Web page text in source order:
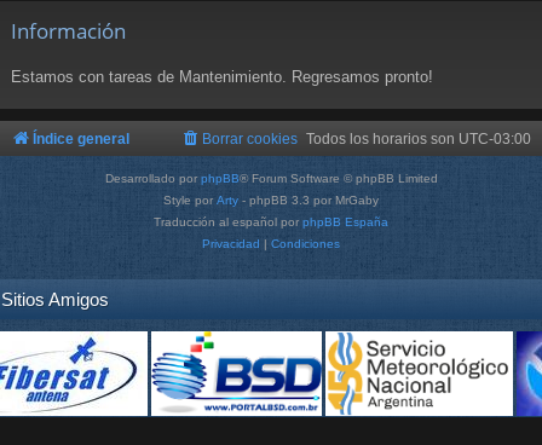
Información
Estamos con tareas de Mantenimiento. Regresamos pronto!
Índice general Todos los horarios son UTC-03:00
Borrar cookies
Desarrollado por phpBB® Forum Software © phpBB Limited
Style por Arty - phpBB 3.3 por MrGaby
Traducción al español por phpBB España
Privacidad | Condiciones
Sitios Amigos